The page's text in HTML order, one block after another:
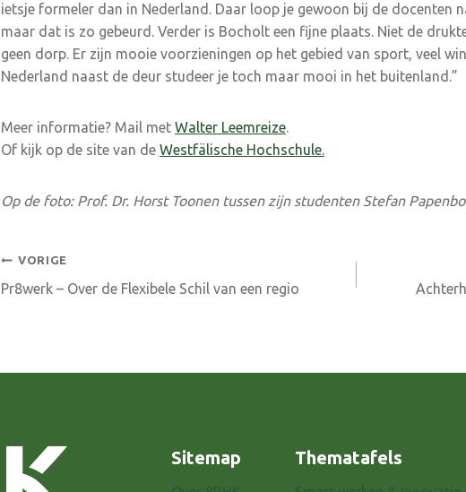
ietsje formeler dan in Nederland. Daar loop je gewoon bij de docenten
maar dat is zo gebeurd. Verder is Bocholt een fijne plaats. Niet de
geen dorp. Er zijn mooie voorzieningen op het gebied van sport, veel
Nederland naast de deur studeer je toch maar mooi in het buitenland.”
Meer informatie? Mail met Walter Leemreize.
Of kijk op de site van de Westfälische Hochschule.
Op de foto: Prof. Dr. Horst Toonen tussen zijn studenten Stefan
Bericht
navigatie
VORIGE
Pr8werk – Over de Flexibele Schil van een regio
Sitemap Thematafels